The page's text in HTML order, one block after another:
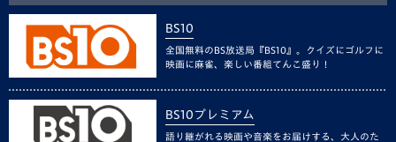
BS10
全国無料のBS放送局『BS10』。クイズにゴルフに
映画に麻雀、楽しい番組てんこ盛り！
BS10プレミアム
語り継がれる映画や音楽をお届けする、大人のた